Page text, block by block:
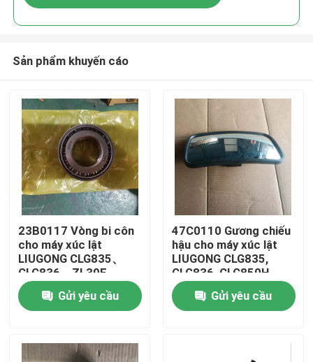
Trang chủ
Sản phẩm khuyến cáo
23B0117 Vòng bi côn
cho máy xúc lật
LIUGONG CLG835、
CLG836、ZL30E、
CLG842、ZL50CN、
CLG855、CLG862
Gửi yêu cầu
47C0110 Gương chiếu
hậu cho máy xúc lật
LIUGONG CLG835,
CLG836, CLG850H,
CLG855N, CLG856,
CLG870HGửi yêu cầu